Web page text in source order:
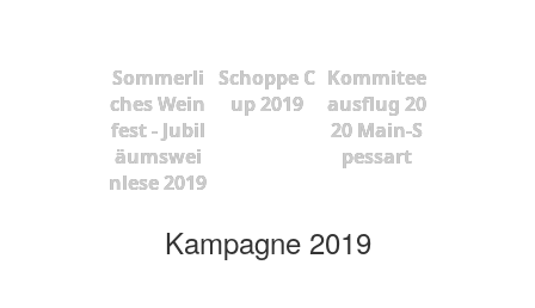
Sommerli
ches Wein
fest - Jubil
äumswei
nlese 2019
Schoppe C
up 2019
Kommitee
ausflug 20
20 Main-S
pessart
Kampagne 2019